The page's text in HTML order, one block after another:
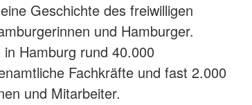
Geschichte des freiwilligen
und Hamburger.
Hamburg rund 40.000
Fachkräfte und fast 2.000
und Mitarbeiter.